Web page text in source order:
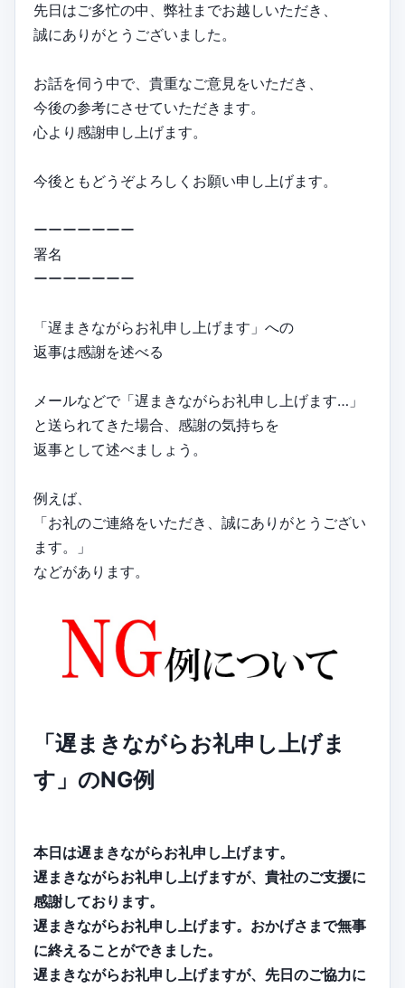
先日はご多忙の中、弊社までお越しいただき、
誠にありがとうございました。
お話を伺う中で、貴重なご意見をいただき、
今後の参考にさせていただきます。
心より感謝申し上げます。
今後ともどうぞよろしくお願い申し上げます。
ーーーーーーー
署名
ーーーーーーー
「遅まきながらお礼申し上げます」への
返事は感謝を述べる
メールなどで「遅まきながらお礼申し上げます…」
と送られてきた場合、感謝の気持ちを
返事として述べましょう。
例えば、
「お礼のご連絡をいただき、誠にありがとうござい
ます。」
などがあります。
「遅まきながらお礼申し上げま
す」のNG例
本日は遅まきながらお礼申し上げます。
遅まきながらお礼申し上げますが、貴社のご支援に
感謝しております。
遅まきながらお礼申し上げます。おかげさまで無事
に終えることができました。
遅まきながらお礼申し上げますが、先日のご協力に